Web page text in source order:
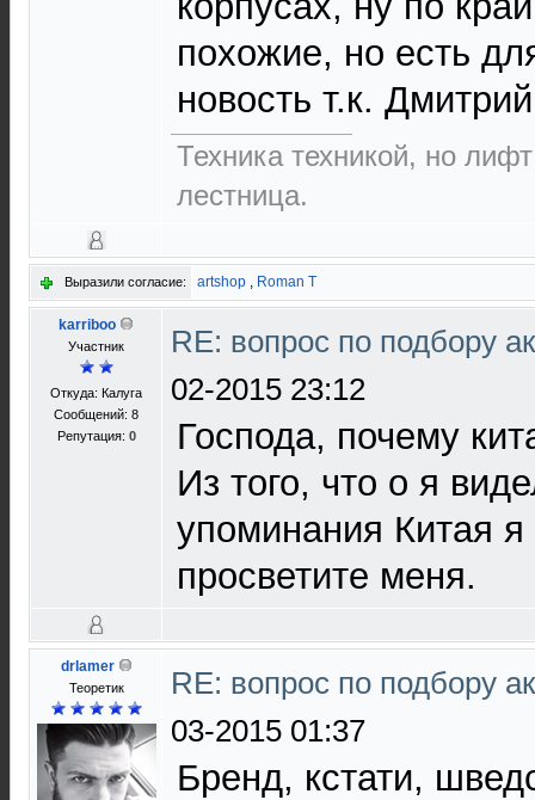
похожие, но есть
новость т.к.
Техника техникой, но
лестница.
Выразили согласие: artshop , Roman T
karriboo
Участник
Откуда: Калуга
Сообщений: 8
Репутация: 0
RE: вопрос по подбору
02-2015 23:12
Господа, почему
Из того, что о я
упоминания Китая
просветите меня.
drlamer
Теоретик
RE: вопрос по подбору
03-2015 01:37
Бренд, кстати,